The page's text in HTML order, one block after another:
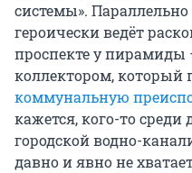
системы». Параллельно
героически ведёт
проспекте у пирамиды
коллектором, который
коммунальную
кажется, кого-то
городской водно-
давно и явно не